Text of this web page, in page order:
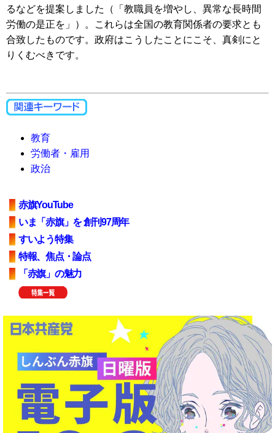
るなどを提案しました（「教職員を増やし、異常な長時間
労働の是正を」）。これらは全国の教育関係者の要求とも
合致したものです。政府はこうしたことにこそ、真剣にと
りくむべきです。
教育
労働者・雇用
政治
赤旗YouTube
いま「赤旗」を 創刊97周年
すいよう特集
特報、焦点・論点
「赤旗」の魅力